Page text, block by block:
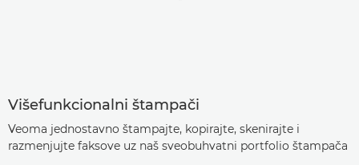
Višefunkcionalni štampači
Veoma jednostavno štampajte, kopirajte, skenirajte i
razmenjujte faksove uz naš sveobuhvatni portfolio štampača